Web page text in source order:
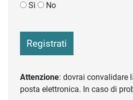
Sì
No
Registrati
Attenzione: dovrai convalidare
posta elettronica. In caso di